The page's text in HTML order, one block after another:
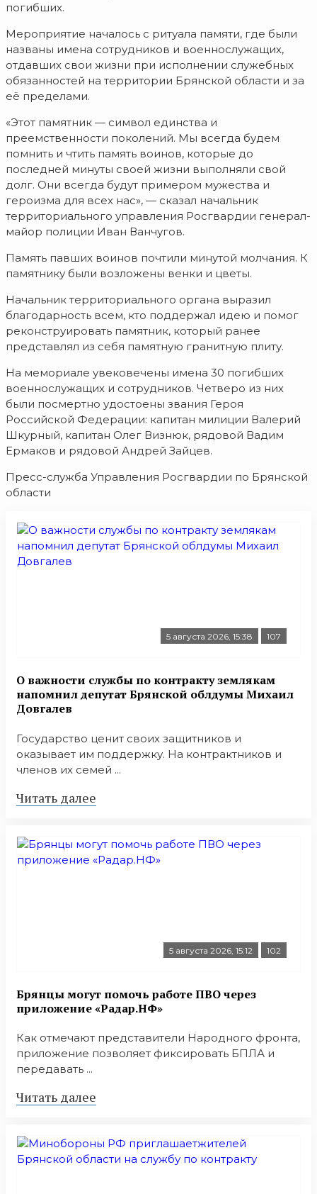
погибших.
Мероприятие началось с ритуала памяти, где были
названы имена сотрудников и военнослужащих,
отдавших свои жизни при исполнении служебных
обязанностей на территории Брянской области и за
её пределами.
«Этот памятник — символ единства и
преемственности поколений. Мы всегда будем
помнить и чтить память воинов, которые до
последней минуты своей жизни выполняли свой
долг. Они всегда будут примером мужества и
героизма для всех нас», — сказал начальник
территориального управления Росгвардии генерал-
майор полиции Иван Ванчугов.
Память павших воинов почтили минутой молчания. К
памятнику были возложены венки и цветы.
Начальник территориального органа выразил
благодарность всем, кто поддержал идею и помог
реконструировать памятник, который ранее
представлял из себя памятную гранитную плиту.
На мемориале увековечены имена 30 погибших
военнослужащих и сотрудников. Четверо из них
были посмертно удостоены звания Героя
Российской Федерации: капитан милиции Валерий
Шкурный, капитан Олег Визнюк, рядовой Вадим
Ермаков и рядовой Андрей Зайцев.
Пресс-служба Управления Росгвардии по Брянской
области
5 августа 2026, 15:38 107
О важности службы по контракту землякам
напомнил депутат Брянской облдумы Михаил
Довгалев
Государство ценит своих защитников и
оказывает им поддержку. На контрактников и
членов их семей ...
Читать далее
5 августа 2026, 15:12 102
Брянцы могут помочь работе ПВО через
приложение «Радар.НФ»
Как отмечают представители Народного фронта,
приложение позволяет фиксировать БПЛА и
передавать ...
Читать далее